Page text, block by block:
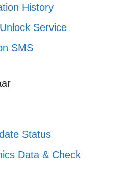
History
Service
SMS
Status
Data & Check